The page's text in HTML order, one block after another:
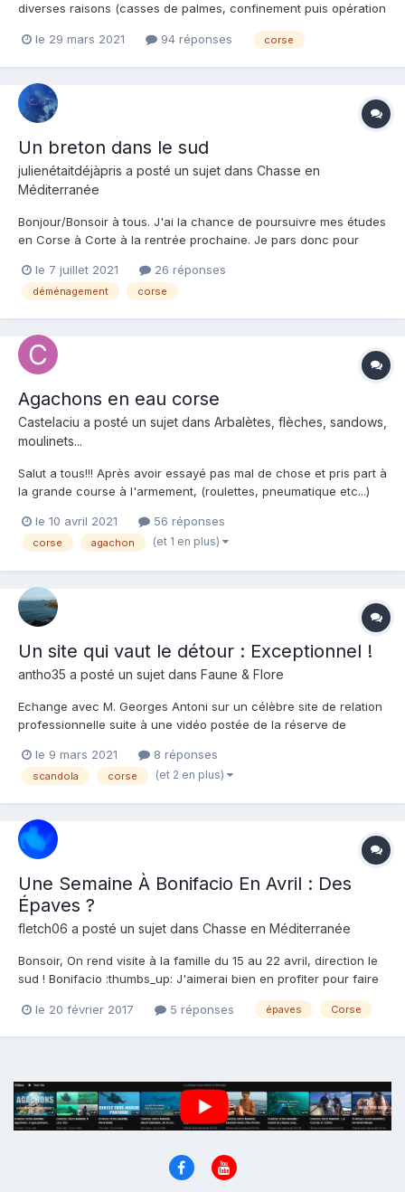
diverses raisons (casses de palmes, confinement puis opération
sinus), le stomato m'a autorisé à reprendre un peu la CSM "en
le 29 mars 2021 94 réponses corse
Un breton dans le sud
julienétaitdéjàpris a posté un sujet dans Chasse en
Méditerranée
Bonjour/Bonsoir à tous. J'ai la chance de poursuivre mes études
en Corse à Corte à la rentrée prochaine. Je pars donc pour
Déjà les logements, si vous avez des infos, des bon plans, des
connaissances dans le milieux je suis prene...
le 7 juillet 2021 26 réponses
déménagement corse
Agachons en eau corse
Castelaciu a posté un sujet dans Arbalètes, flèches, sandows,
moulinets...
Salut a tous!!! Après avoir essayé pas mal de chose et pris part à
la grande course à l'armement, (roulettes, pneumatique etc...)
fusil 😅. A présent je recherche une arbalète entre 110 et 130 en
simple sandow et tête fermée et gros...
le 10 avril 2021 56 réponses
corse agachon (et 1 en plus)
Un site qui vaut le détour : Exceptionnel !
antho35 a posté un sujet dans Faune & Flore
Echange avec M. Georges Antoni sur un célèbre site de relation
professionnelle suite à une vidéo postée de la réserve de
https://www.kallistaria.com/sous-la-surface Vous y trouverez
des vidéos exceptionnelles de la faune et flore sous...
le 9 mars 2021 8 réponses
scandola corse (et 2 en plus)
Une Semaine À Bonifacio En Avril : Des
Épaves ?
fletch06 a posté un sujet dans Chasse en Méditerranée
Bonsoir, On rend visite à la famille du 15 au 22 avril, direction le
sud ! Bonifacio :thumbs_up: J'aimerai bien en profiter pour faire
Vers -35/40m max. Merci ^_^
le 20 février 2017 5 réponses épaves Corse